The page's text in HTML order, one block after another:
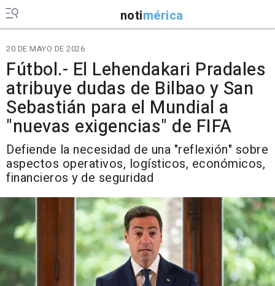
notimérica
20 DE MAYO DE 2026
Fútbol.- El Lehendakari Pradales
atribuye dudas de Bilbao y San
Sebastián para el Mundial a
"nuevas exigencias" de FIFA
Defiende la necesidad de una "reflexión" sobre
aspectos operativos, logísticos, económicos,
financieros y de seguridad